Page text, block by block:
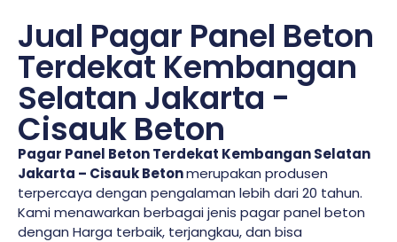
Jual Pagar Panel Beton
Terdekat Kembangan
Selatan Jakarta -
Cisauk Beton
Pagar Panel Beton Terdekat Kembangan Selatan
Jakarta – Cisauk Betonmerupakan produsen
terpercaya dengan pengalaman lebih dari 20 tahun.
Kami menawarkan berbagai jenis pagar panel beton
dengan Harga terbaik, terjangkau, dan bisa